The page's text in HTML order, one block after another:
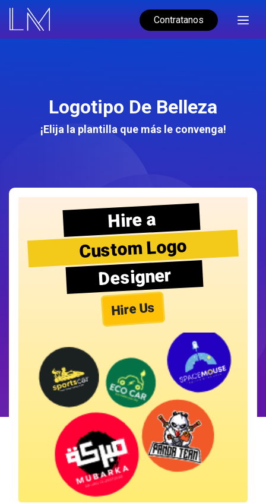
Contratanos
Logotipo De Belleza
¡Elija la plantilla que más le convenga!
Hire a
Custom Logo
Designer
Hire Us